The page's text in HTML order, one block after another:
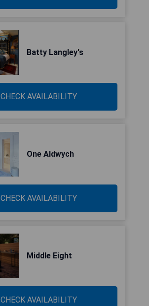
Batty Langley's
CHECK AVAILABILITY
One Aldwych
CHECK AVAILABILITY
Middle Eight
CHECK AVAILABILITY